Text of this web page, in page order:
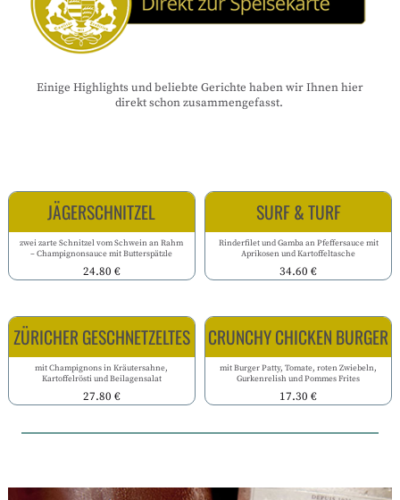
Einige Highlights und beliebte Gerichte haben wir Ihnen hier
direkt schon zusammengefasst.
JÄGERSCHNITZEL
zwei zarte Schnitzel vom Schwein an Rahm
– Champignonsauce mit Butterspätzle
24.80 €
SURF & TURF
Rinderfilet und Gamba an Pfeffersauce mit
Aprikosen und Kartoffeltasche
34.60 €
ZÜRICHER GESCHNETZELTES
mit Champignons in Kräutersahne,
Kartoffelrösti und Beilagensalat
27.80 €
CRUNCHY CHICKEN BURGER
mit Burger Patty, Tomate, roten Zwiebeln,
Gurkenrelish und Pommes Frites
17.30 €